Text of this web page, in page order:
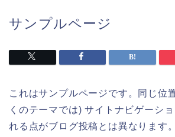
サンプルページ
これはサンプルページです。同じ位
くのテーマでは) サイトナビゲーシ
れる点がブログ投稿とは異なります